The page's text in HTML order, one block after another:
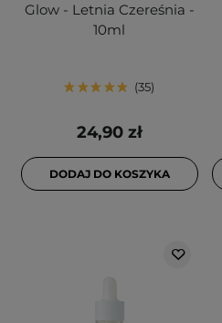
Glow - Letnia Czereśnia -
10ml
35
24,90 zł
DODAJ DO KOSZYKA